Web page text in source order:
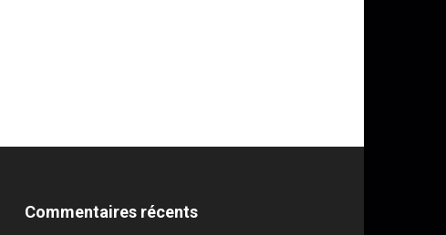
Commentaires récents